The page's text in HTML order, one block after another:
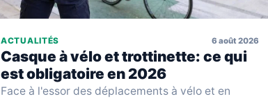
ACTUALITÉS 6 août 2026
Casque à vélo et trottinette: ce qui
est obligatoire en 2026
Face à l'essor des déplacements à vélo et en